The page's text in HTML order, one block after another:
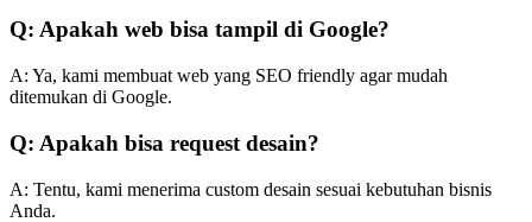
Q: Apakah web bisa tampil di Google?
A: Ya, kami membuat web yang SEO friendly agar mudah
ditemukan di Google.
Q: Apakah bisa request desain?
A: Tentu, kami menerima custom desain sesuai kebutuhan bisnis
Anda.